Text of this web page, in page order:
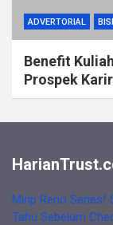
ADVERTORIAL
Benefit
Prospek
Mirip Reno Series!
Tahu Sebelum